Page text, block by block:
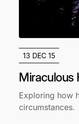
13 DEC 15
Miraculous
Exploring how
circumstances.